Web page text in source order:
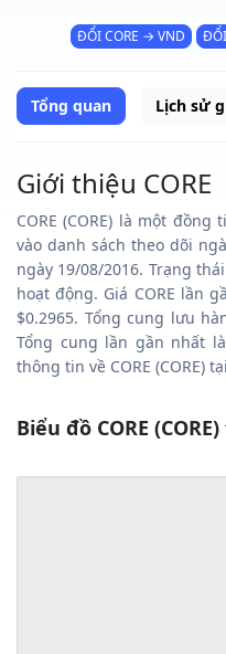
ĐỔI CORE → VND
Tổng quan Lịch sử
Giới thiệu CORE
CORE (CORE) là một
vào danh sách theo dõi
ngày 19/08/2016. Trạng
hoạt động. Giá CORE lần
$0.2965. Tổng cung lưu
Tổng cung lần gần nhất
thông tin về CORE (CORE)
Biểu đồ CORE